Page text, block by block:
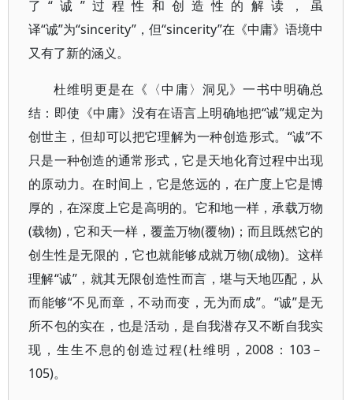
了“诚”过程性和创造性的解读，虽
译“诚”为“sincerity”，但“sincerity”在《中庸》语境中
又有了新的涵义。
杜维明更是在《〈中庸〉洞见》一书中明确总
结：即使《中庸》没有在语言上明确地把“诚”规定为
创世主，但却可以把它理解为一种创造形式。“诚”不
只是一种创造的通常形式，它是天地化育过程中出现
的原动力。在时间上，它是悠远的，在广度上它是博
厚的，在深度上它是高明的。它和地一样，承载万物
(载物)，它和天一样，覆盖万物(覆物)；而且既然它的
创生性是无限的，它也就能够成就万物(成物)。这样
理解“诚”，就其无限创造性而言，堪与天地匹配，从
而能够“不见而章，不动而变，无为而成”。“诚”是无
所不包的实在，也是活动，是自我潜存又不断自我实
现，生生不息的创造过程(杜维明，2008：103－
105)。